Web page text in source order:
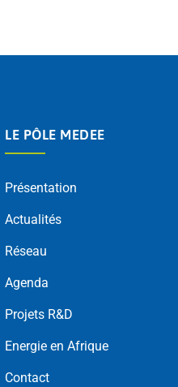
LE PÔLE MEDEE
Présentation
Actualités
Réseau
Agenda
Projets R&D
Energie en Afrique
Contact